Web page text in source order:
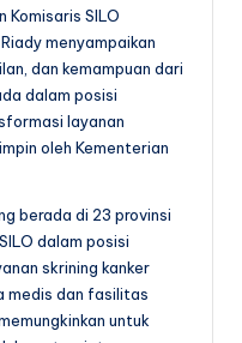
Komisaris SILO
menyampaikan
dan kemampuan dari
dalam posisi
layanan
oleh Kementerian
berada di 23 provinsi
dalam posisi
skrining kanker
medis dan fasilitas
untuk